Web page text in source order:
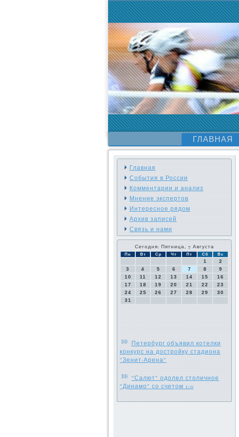
ГЛАВНАЯ
Главная
События в России
Комментарии и анализ
Мнение экспертов
Интересное рядом
Архив записей
Связь и нами
Сегодня: Пятница, 7 Августа
Пн Вт Ср Чт Пт Сб Вс
1
2
3
4 5 6 7 8
9
10
11 12 13 14 15
16
17
18 19 20 21 22
23
24
25 26 27 28 29
30
31
Петербург объявил котелки
конкурс на достройку стадиона
"Зенит-Арена"
"Салют" одолел столичное
"Динамо" со счетом 1:0